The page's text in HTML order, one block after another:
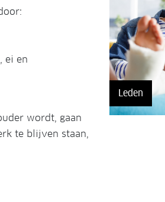
ei en
wordt, gaan
te blijven staan,
Leden